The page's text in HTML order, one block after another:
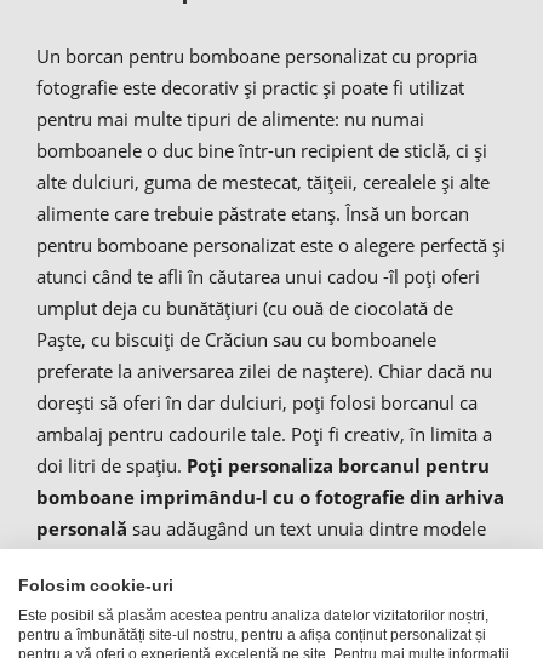
Un borcan pentru bomboane personalizat cu propria
fotografie este decorativ și practic și poate fi utilizat
pentru mai multe tipuri de alimente: nu numai
bomboanele o duc bine într-un recipient de sticlă, ci și
alte dulciuri, guma de mestecat, tăițeii, cerealele și alte
alimente care trebuie păstrate etanș. Însă un borcan
pentru bomboane personalizat este o alegere perfectă și
atunci când te afli în căutarea unui cadou -îl poți oferi
umplut deja cu bunătățiuri (cu ouă de ciocolată de
Paște, cu biscuiți de Crăciun sau cu bomboanele
preferate la aniversarea zilei de naștere). Chiar dacă nu
dorești să oferi în dar dulciuri, poți folosi borcanul ca
ambalaj pentru cadourile tale. Poți fi creativ, în limita a
doi litri de spațiu. Poți personaliza borcanul pentru
bomboane imprimându-l cu o fotografie din arhiva
personală sau adăugând un text unuia dintre modele
ziua! Aici poți încărca direct o fotografie pentru borcanul
tău de bomboane, personalizându-l cu modelul dorit.
Folosim cookie-uri
Este posibil să plasăm acestea pentru analiza datelor vizitatorilor noștri,
pentru a îmbunătăți site-ul nostru, pentru a afișa conținut personalizat și
pentru a vă oferi o experiență excelentă pe site. Pentru mai multe informații